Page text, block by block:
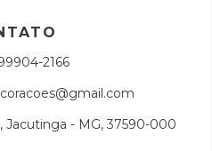
2166
Jacutinga - MG, 37590-000